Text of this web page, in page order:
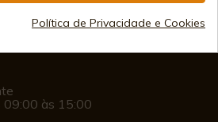
09:00 às 15:00
Política de Privacidade e Cookies